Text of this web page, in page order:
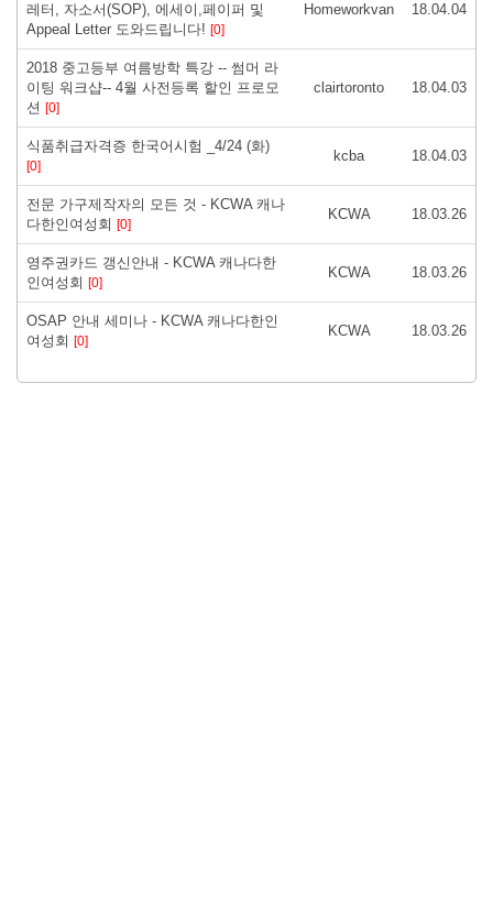
레터, 자소서(SOP), 에세이,페이퍼 및
Appeal Letter 도와드립니다! [0]
Homeworkvan 18.04.04
2018 중고등부 여름방학 특강 -- 썸머 라
이팅 워크샵-- 4월 사전등록 할인 프로모
션 [0]
clairtoronto 18.04.03
식품취급자격증 한국어시험 _4/24 (화)
[0]
kcba 18.04.03
전문 가구제작자의 모든 것 - KCWA 캐나
다한인여성회 [0]
KCWA 18.03.26
영주권카드 갱신안내 - KCWA 캐나다한
인여성회 [0]
KCWA 18.03.26
OSAP 안내 세미나 - KCWA 캐나다한인
여성회 [0]
KCWA 18.03.26